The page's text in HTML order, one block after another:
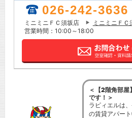
026-242-3636
ミニミニＦＣ須坂店
ミニミニＦＣ
営業時間：10:00～18:00
＜【2階角部
です！＞
ラピィエルは
の賃貸アパート